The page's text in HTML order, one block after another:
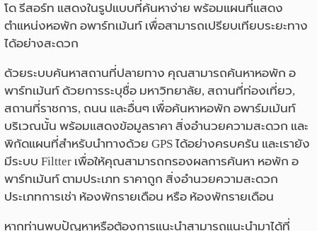
โด รีสอร์ท แสดงในรูปแบบที่ค้นหาง่าย พร้อมแผนที่แสดง
ตำแหน่งหอพัก อพาร์ทเม้นท์ เพื่อสามารถเปรียบเทียบระยะทาง
ได้อย่างสะดวก
ด้วยระบบค้นหาสถานที่ปลายทาง คุณสามารถค้นหาหอพัก อ
พาร์ทเม้นท์ ด้วยการระบุชื่อ มหาวิทยาลัย, สถานที่ท่องเที่ยว,
สถานที่ราชการ, ถนน และอื่นๆ เพื่อค้นหาหอพัก อพาร์มเม้นท์
บริเวณนั้น พร้อมแสดงข้อมูลราคา สิ่งอำนวยความสะดวก และ
พิกัดแผนที่สำหรับนำทางด้วย GPS ได้อย่างครบครัน และเรายัง
มีระบบ Filtter เพื่อให้คุณสามารถกรองผลการค้นหา หอพัก อ
พาร์ทเม้นท์ ตามประเภท ราคาถูก สิ่งอำนวยความสะดวก
ประเภทการเช่า ห้องพักรายเดือน หรือ ห้องพักรายเดือน
หากท่านพบปัญหาหรือต้องการแนะนำสามารถแนะนำมาได้ที่